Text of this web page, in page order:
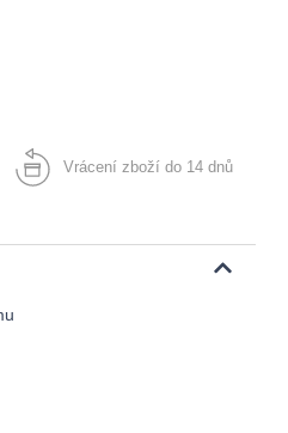
Vrácení zboží do 14 dnů